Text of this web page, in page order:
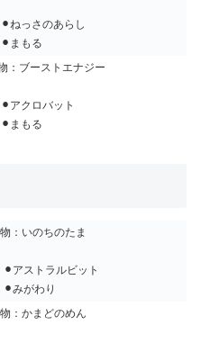
っさのあらし
まもる
：ブーストエナジー
クロバット
もる
：いのちのたま
トラルビット
みがわり
：かまどのめん